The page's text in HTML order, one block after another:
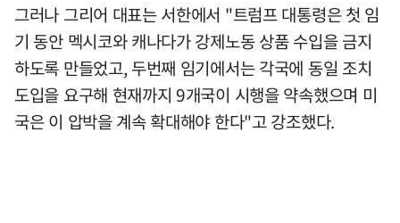
그러나 그리어 대표는 서한에서 "트럼프 대통령은 첫 임
기 동안 멕시코와 캐나다가 강제노동 상품 수입을 금지
하도록 만들었고, 두번째 임기에서는 각국에 동일 조치
도입을 요구해 현재까지 9개국이 시행을 약속했으며 미
국은 이 압박을 계속 확대해야 한다"고 강조했다.